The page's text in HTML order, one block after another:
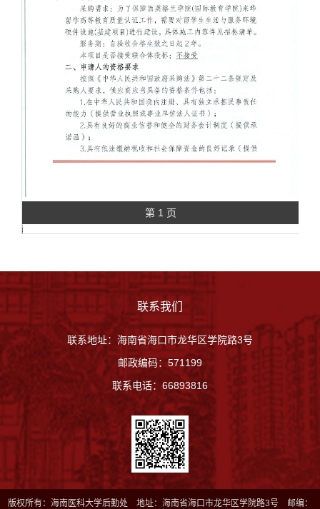
第 1 页
联系我们
联系地址：海南省海口市龙华区学院路3号
邮政编码：571199
联系电话：66893816
版权所有：海南医科大学后勤处 地址：海南省海口市龙华区学院路3号 邮编：